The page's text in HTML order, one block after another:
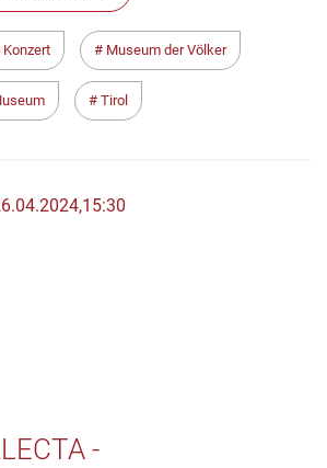
Konzert Museum der Völker
Tirol
-